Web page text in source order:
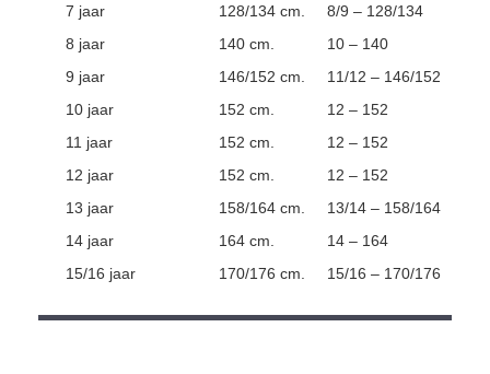
7 jaar
128/134 cm.
8/9 – 128/134
8 jaar
140 cm.
10 – 140
9 jaar
146/152 cm.
11/12 – 146/152
10 jaar
152 cm.
12 – 152
11 jaar
152 cm.
12 – 152
12 jaar
152 cm.
12 – 152
13 jaar
158/164 cm.
13/14 – 158/164
14 jaar
164 cm.
14 – 164
15/16 jaar
170/176 cm. 15/16 – 170/176